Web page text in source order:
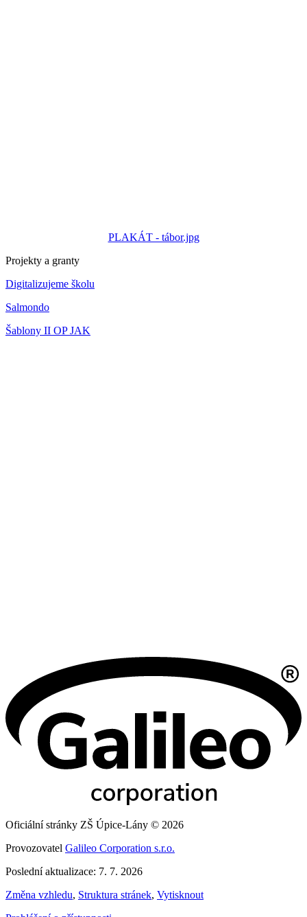
PLAKÁT - tábor.jpg
Projekty a granty
Digitalizujeme školu
Salmondo
Šablony II OP JAK
Oficiální stránky ZŠ Úpice-Lány © 2026
Provozovatel Galileo Corporation s.r.o.
Poslední aktualizace: 7. 7. 2026
Změna vzhledu, Struktura stránek, Vytisknout